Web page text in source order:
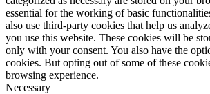
essential for the working of basic
also use third-party cookies that help us
you use this website. These cookies will be
only with your consent. You also have the
cookies. But opting out of some of these
browsing experience.
Necessary